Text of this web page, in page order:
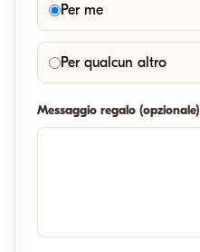
Per me
Per qualcun altro
Messaggio regalo (opzionale)